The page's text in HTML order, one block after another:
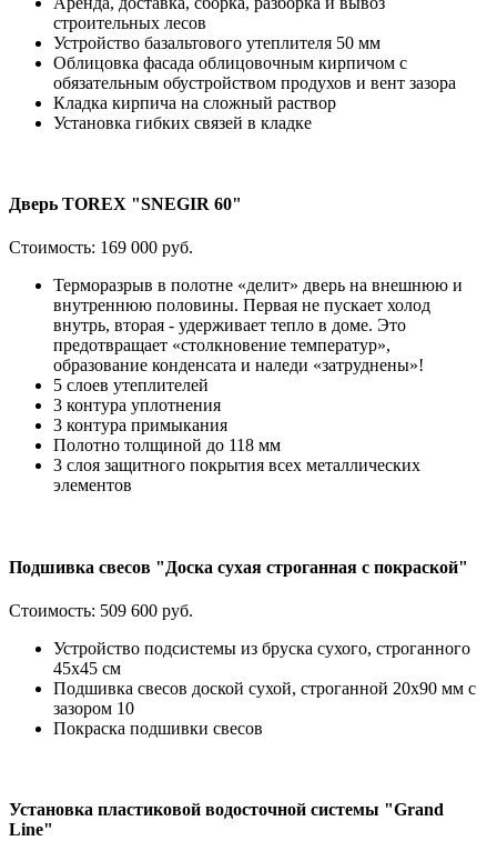
строительных лесов
Устройство базальтового утеплителя 50 мм
Облицовка фасада облицовочным кирпичом с
обязательным обустройством продухов и вент зазора
Кладка кирпича на сложный раствор
Установка гибких связей в кладке
Дверь TOREX "SNEGIR 60"
Стоимость: 169 000 руб.
Терморазрыв в полотне «делит» дверь на внешнюю и
внутреннюю половины. Первая не пускает холод
внутрь, вторая - удерживает тепло в доме. Это
предотвращает «столкновение температур»,
образование конденсата и наледи «затруднены»!
5 слоев утеплителей
3 контура уплотнения
3 контура примыкания
Полотно толщиной до 118 мм
3 слоя защитного покрытия всех металлических
элементов
Подшивка свесов "Доска сухая строганная с покраской"
Стоимость: 509 600 руб.
Устройство подсистемы из бруска сухого, строганного
45х45 см
Подшивка свесов доской сухой, строганной 20х90 мм с
зазором 10
Покраска подшивки свесов
Установка пластиковой водосточной системы "Grand
Line"